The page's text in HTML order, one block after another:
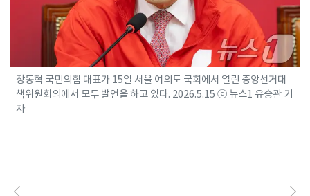
장동혁 국민의힘 대표가 15일 서울 여의도 국회에서 열린 중앙선거대
책위원회의에서 모두 발언을 하고 있다. 2026.5.15 ⓒ 뉴스1 유승관 기
자